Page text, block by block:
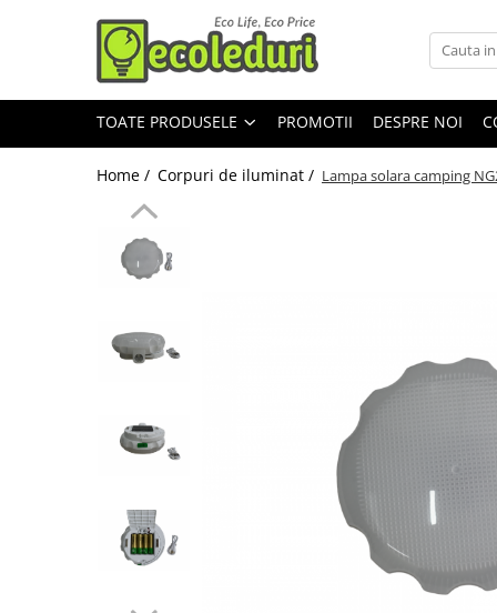
Toate Produsele
Surse de iluminat
Surse de iluminat
Bec incandescent (Clasic)
Becuri & lampi led cu fasung
Ghirlande luminoase
Tub Neon Fluorescent (Clasic)
Corpuri de iluminat
TOATE PRODUSELE PROMOTII DESPRE NOI
Home / Corpuri de iluminat / Lampa solara camping